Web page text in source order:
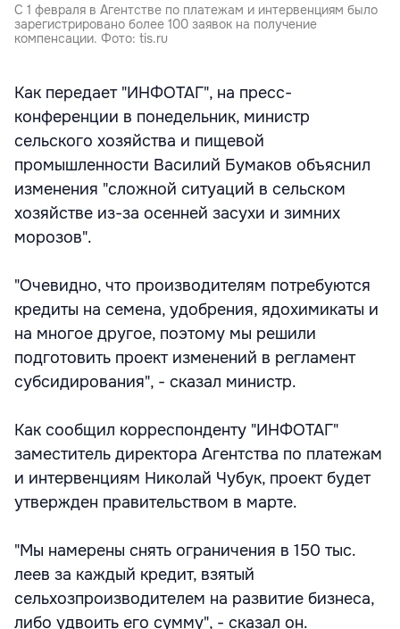
С 1 февраля в Агентстве по платежам и интервенциям было
зарегистрировано более 100 заявок на получение
компенсации. Фото: tis.ru
Как передает "ИНФОТАГ", на пресс-
конференции в понедельник, министр
сельского хозяйства и пищевой
промышленности Василий Бумаков объяснил
изменения "сложной ситуаций в сельском
хозяйстве из-за осенней засухи и зимних
морозов".
"Очевидно, что производителям потребуются
кредиты на семена, удобрения, ядохимикаты и
на многое другое, поэтому мы решили
подготовить проект изменений в регламент
субсидирования", - сказал министр.
Как сообщил корреспонденту "ИНФОТАГ"
заместитель директора Агентства по платежам
и интервенциям Николай Чубук, проект будет
утвержден правительством в марте.
"Мы намерены снять ограничения в 150 тыс.
леев за каждый кредит, взятый
сельхозпроизводителем на развитие бизнеса,
либо удвоить его сумму", - сказал он.